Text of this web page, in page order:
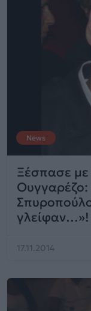
News
Ξέσπασε με
Ουγγαρέζο:
γλείφαν…»!
17.11.2014